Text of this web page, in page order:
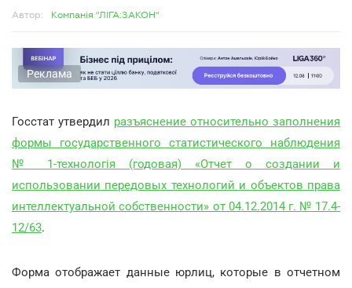
Автор: Компанія "ЛІГА:ЗАКОН"
Реклама
Госстат утвердил разъяснение относительно заполнения
формы государственного статистического наблюдения
№ 1-технологія (годовая) «Отчет о создании и
использовании передовых технологий и объектов права
интеллектуальной собственности» от 04.12.2014 г. № 17.4-
12/63.
Форма отображает данные юрлиц, которые в отчетном